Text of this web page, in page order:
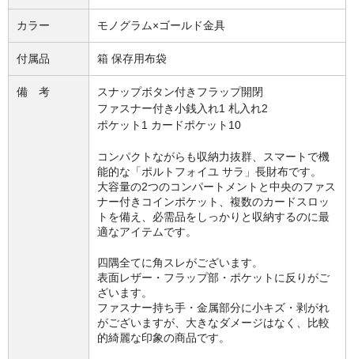
カラー モノグラム×ゴールド金具
付属品 箱 保存用布袋
備 考
スナップボタン付きフラップ開閉
ファスナー付き小銭入れ1 札入れ2
ポケット1 カードポケット10
コンパクトながらも収納力抜群、スマートで機
能的な「ポルトフォイユ サラ」長財布です。
大容量の2つのコンパートメントと中央のファス
ナー付きコインポケット、複数のカードスロッ
トを備え、必需品をしっかりと収納するのに最
適なアイテムです。
四隅全てに角スレがございます。
表面レザー・フラップ部・ポケットに反りがご
ざいます。
ファスナー持ち手・金属部分に小キズ・剥がれ
がございますが、大きなダメージはなく、比較
的綺麗な印象の商品です。